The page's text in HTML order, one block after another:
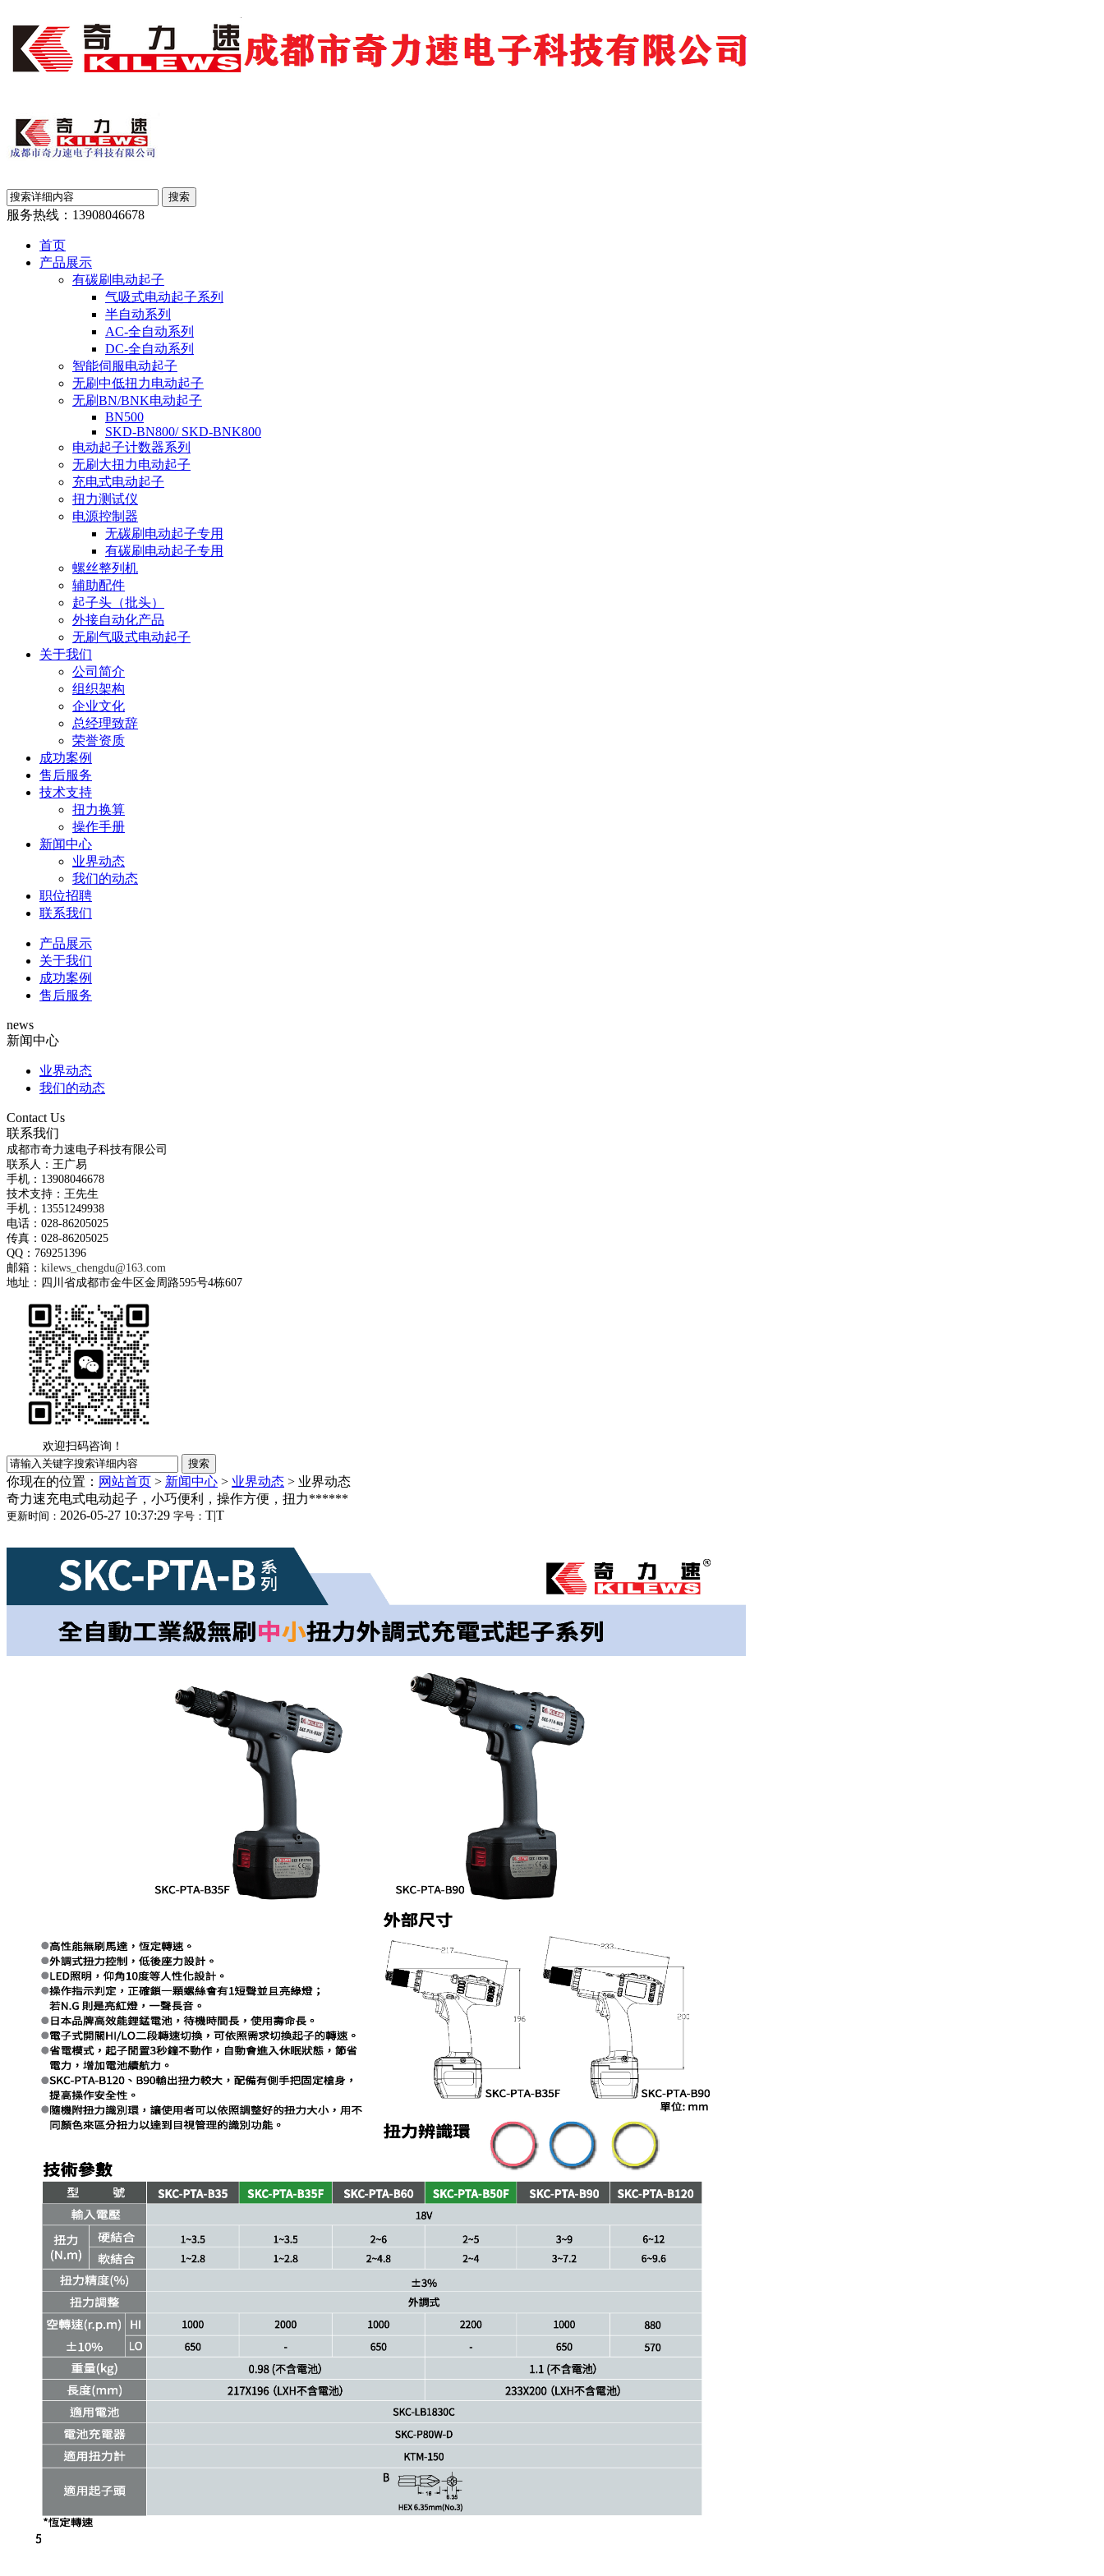
服务热线： 13908046678
首页
产品展示
有碳刷电动起子
气吸式电动起子系列
半自动系列
AC-全自动系列
DC-全自动系列
智能伺服电动起子
无刷中低扭力电动起子
无刷BN/BNK电动起子
BN500
SKD-BN800/ SKD-BNK800
电动起子计数器系列
无刷大扭力电动起子
充电式电动起子
扭力测试仪
电源控制器
无碳刷电动起子专用
有碳刷电动起子专用
螺丝整列机
辅助配件
起子头（批头）
外接自动化产品
无刷气吸式电动起子
关于我们
公司简介
组织架构
企业文化
总经理致辞
荣誉资质
成功案例
售后服务
技术支持
扭力换算
操作手册
新闻中心
业界动态
我们的动态
职位招聘
联系我们
产品展示
关于我们
成功案例
售后服务
news
新闻中心
业界动态
我们的动态
Contact Us
联系我们
成都市奇力速电子科技有限公司
联系人：王广易
手机：13908046678
技术支持：王先生
手机：13551249938
电话：028-86205025
传真：028-86205025
QQ：769251396
邮箱： kilews_chengdu@163.com
地址：四川省成都市金牛区金周路595号4栋607
欢迎扫码咨询！
你现在的位置： 网站首页 > 新闻中心 > 业界动态 > 业界动态
奇力速充电式电动起子，小巧便利，操作方便，扭力******
更新时间： 2026-05-27 10:37:29 字号： T|T